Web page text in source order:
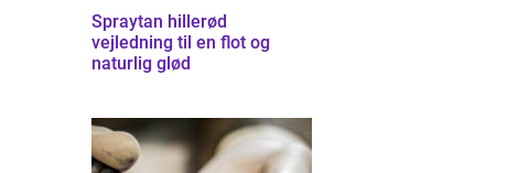
Spraytan hillerød
vejledning til en flot og
naturlig glød